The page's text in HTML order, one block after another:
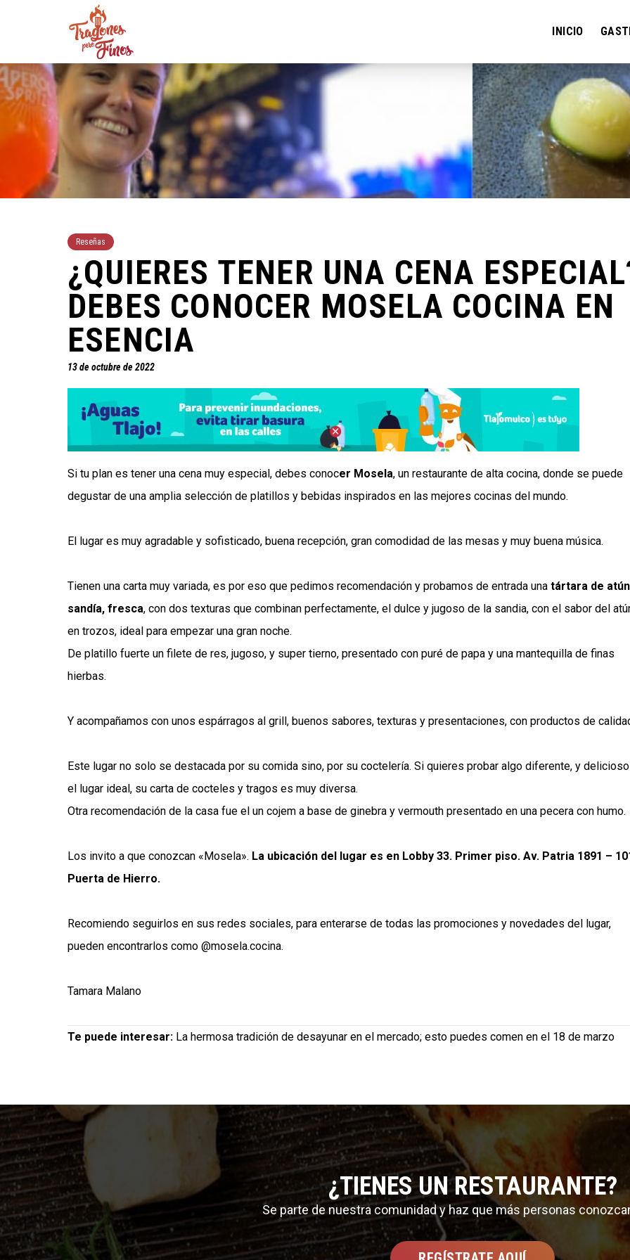
INICIO
Reseñas
¿QUIERES TENER UNA CENA
DEBES CONOCER MOSELA COCINA EN
ESENCIA
13 de octubre de 2022
Si tu plan es tener una cena muy especial, debes conocer Mosela, un restaurante de alta cocina, donde se puede
degustar de una amplia selección de platillos y bebidas inspirados en las mejores cocinas del mundo.
El lugar es muy agradable y sofisticado, buena recepción, gran comodidad de las mesas y muy buena música.
Tienen una carta muy variada, es por eso que pedimos recomendación y probamos de entrada una tártara de
sandía, fresca, con dos texturas que combinan perfectamente, el dulce y jugoso de la sandia, con el sabor del
en trozos, ideal para empezar una gran noche.
De platillo fuerte un filete de res, jugoso, y super tierno, presentado con puré de papa y una mantequilla de finas
hierbas.
Y acompañamos con unos espárragos al grill, buenos sabores, texturas y presentaciones, con productos de
Este lugar no solo se destacada por su comida sino, por su coctelería. Si quieres probar algo diferente, y
el lugar ideal, su carta de cocteles y tragos es muy diversa.
Otra recomendación de la casa fue el un cojem a base de ginebra y vermouth presentado en una pecera con humo.
Los invito a que conozcan «Mosela». La ubicación del lugar es en Lobby 33. Primer piso. Av. Patria 1891 –
Puerta de Hierro.
Recomiendo seguirlos en sus redes sociales, para enterarse de todas las promociones y novedades del lugar,
pueden encontrarlos como @mosela.cocina.
Tamara Malano
Te puede interesar: La hermosa tradición de desayunar en el mercado; esto puedes comen en el 18 de marzo
¿TIENES UN RESTAURANTE?
Se parte de nuestra comunidad y haz que más personas